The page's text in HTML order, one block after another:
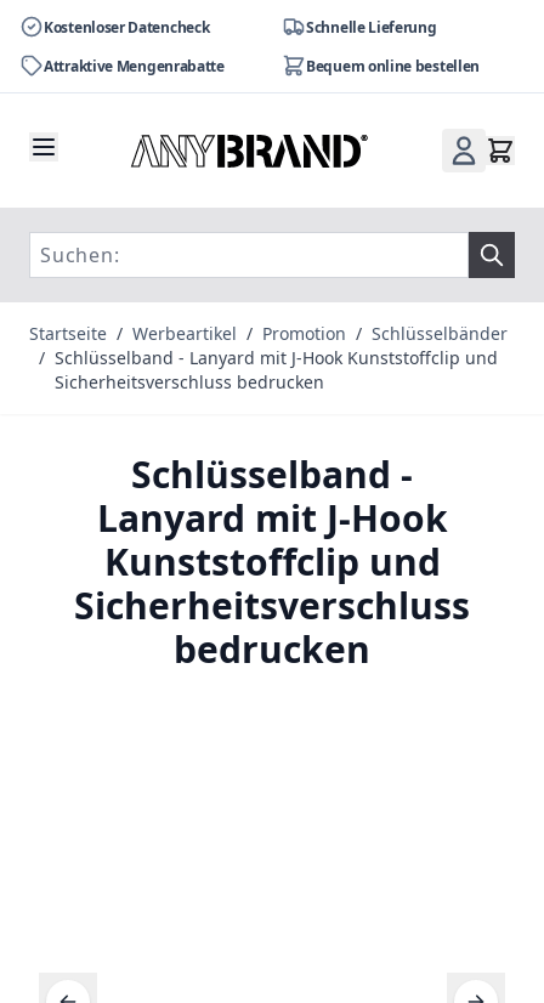
Kostenloser Datencheck
Schnelle Lieferung
Attraktive Mengenrabatte
Bequem online bestellen
Startseite / Werbeartikel / Promotion / Schlüsselbänder
/ Schlüsselband - Lanyard mit J-Hook Kunststoffclip und
Sicherheitsverschluss bedrucken
Schlüsselband -
Lanyard mit J-Hook
Kunststoffclip und
Sicherheitsverschluss
bedrucken